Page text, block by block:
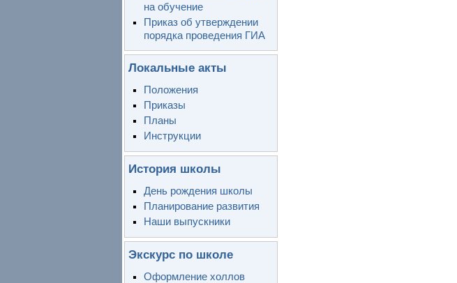
на обучение
Приказ об утверждении
порядка проведения ГИА
Локальные акты
Положения
Приказы
Планы
Инструкции
История школы
День рождения школы
Планирование развития
Наши выпускники
Экскурс по школе
Оформление холлов